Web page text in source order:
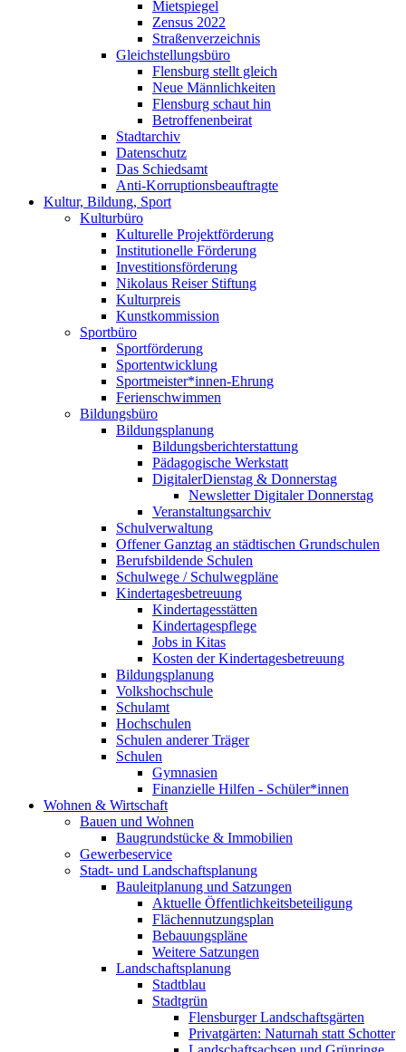
Mietspiegel
Zensus 2022
Straßenverzeichnis
Gleichstellungsbüro
Flensburg stellt gleich
Neue Männlichkeiten
Flensburg schaut hin
Betroffenenbeirat
Stadtarchiv
Datenschutz
Das Schiedsamt
Anti-Korruptionsbeauftragte
Kultur, Bildung, Sport
Kulturbüro
Kulturelle Projektförderung
Institutionelle Förderung
Investitionsförderung
Nikolaus Reiser Stiftung
Kulturpreis
Kunstkommission
Sportbüro
Sportförderung
Sportentwicklung
Sportmeister*innen-Ehrung
Ferienschwimmen
Bildungsbüro
Bildungsplanung
Bildungsberichterstattung
Pädagogische Werkstatt
DigitalerDienstag & Donnerstag
Newsletter Digitaler Donnerstag
Veranstaltungsarchiv
Schulverwaltung
Offener Ganztag an städtischen Grundschulen
Berufsbildende Schulen
Schulwege / Schulwegpläne
Kindertagesbetreuung
Kindertagesstätten
Kindertagespflege
Jobs in Kitas
Kosten der Kindertagesbetreuung
Bildungsplanung
Volkshochschule
Schulamt
Hochschulen
Schulen anderer Träger
Schulen
Gymnasien
Finanzielle Hilfen - Schüler*innen
Wohnen & Wirtschaft
Bauen und Wohnen
Baugrundstücke & Immobilien
Gewerbeservice
Stadt- und Landschaftsplanung
Bauleitplanung und Satzungen
Aktuelle Öffentlichkeitsbeteiligung
Flächennutzungsplan
Bebauungspläne
Weitere Satzungen
Landschaftsplanung
Stadtblau
Stadtgrün
Flensburger Landschaftsgärten
Privatgärten: Naturnah statt Schotter